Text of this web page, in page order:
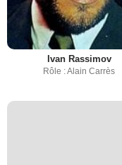
Ivan Rassimov
Rôle : Alain Carrès